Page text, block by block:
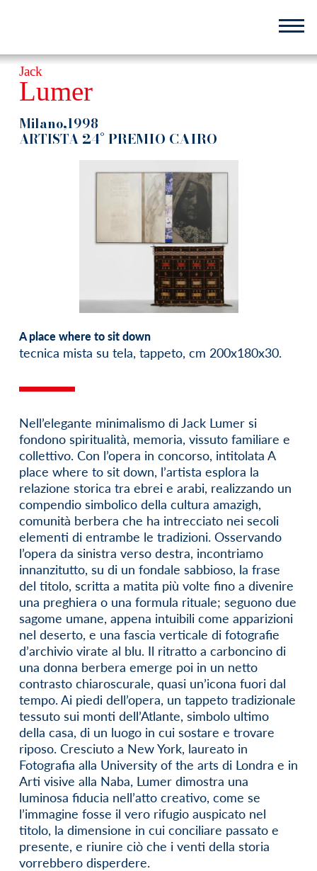
principale
Jack
Lumer
Milano,1998
ARTISTA 24° PREMIO CAIRO
Nell’elegante minimalismo di Jack Lumer si
fondono spiritualità, memoria, vissuto familiare e
collettivo. Con l’opera in concorso, intitolata A
place where to sit down, l’artista esplora la
relazione storica tra ebrei e arabi, realizzando un
compendio simbolico della cultura amazigh,
comunità berbera che ha intrecciato nei secoli
elementi di entrambe le tradizioni. Osservando
l’opera da sinistra verso destra, incontriamo
innanzitutto, su di un fondale sabbioso, la frase
del titolo, scritta a matita più volte fino a divenire
una preghiera o una formula rituale; seguono due
sagome umane, appena intuibili come apparizioni
nel deserto, e una fascia verticale di fotografie
d’archivio virate al blu. Il ritratto a carboncino di
una donna berbera emerge poi in un netto
contrasto chiaroscurale, quasi un’icona fuori dal
tempo. Ai piedi dell’opera, un tappeto tradizionale
tessuto sui monti dell’Atlante, simbolo ultimo
della casa, di un luogo in cui sostare e trovare
riposo. Cresciuto a New York, laureato in
Fotografia alla University of the arts di Londra e in
Arti visive alla Naba, Lumer dimostra una
luminosa fiducia nell’atto creativo, come se
l’immagine fosse il vero rifugio auspicato nel
titolo, la dimensione in cui conciliare passato e
presente, e riunire ciò che i venti della storia
vorrebbero disperdere.
A place where to sit down
tecnica mista su tela, tappeto, cm 200x180x30.